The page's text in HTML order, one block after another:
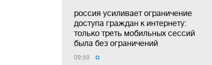
россия усиливает ограничение
доступа граждан к интернету:
только треть мобильных сессий
была без ограничений
09:59